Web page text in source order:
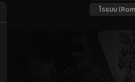
โรแมน